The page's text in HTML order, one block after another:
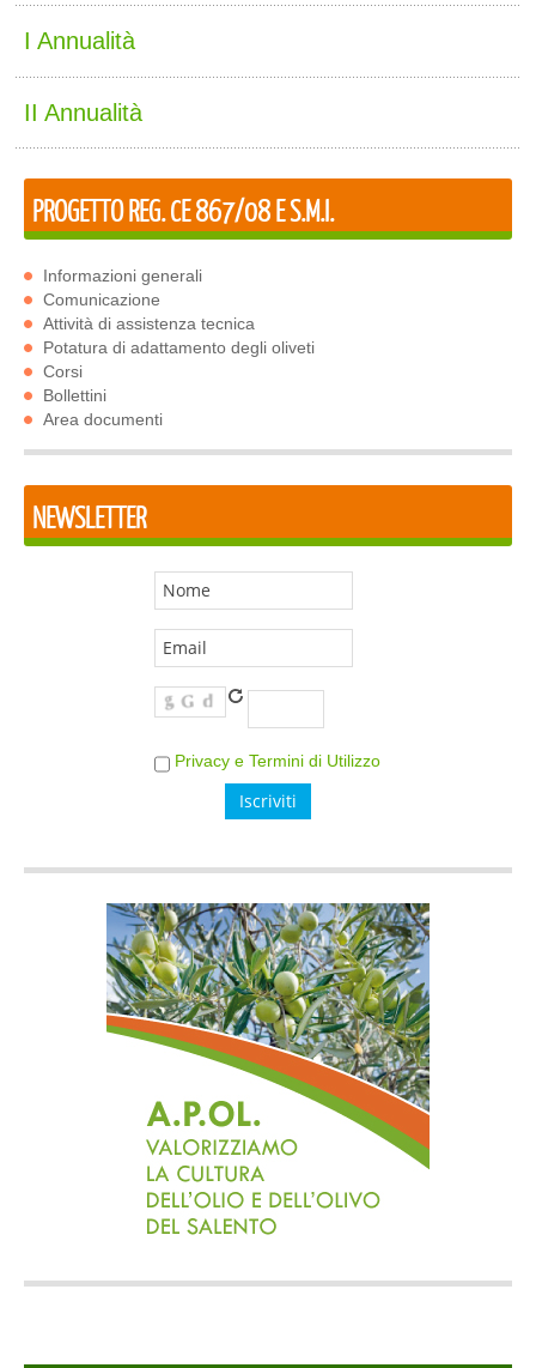
I Annualità
II Annualità
PROGETTO REG. CE 867/08 E S.M.I.
Informazioni generali
Comunicazione
Attività di assistenza tecnica
Potatura di adattamento degli oliveti
Corsi
Bollettini
Area documenti
NEWSLETTER
Privacy e Termini di Utilizzo